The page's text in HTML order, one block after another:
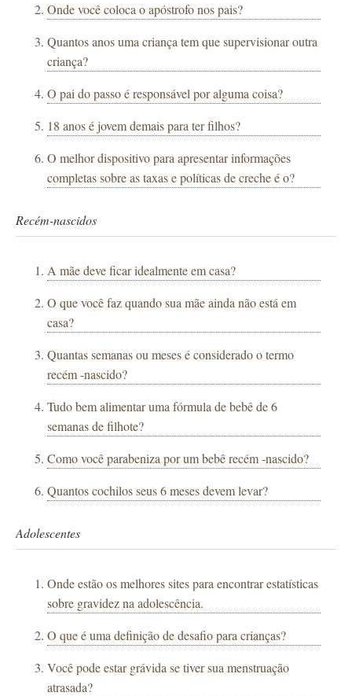
Onde você coloca o apóstrofo nos pais?
Quantos anos uma criança tem que supervisionar outra
criança?
O pai do passo é responsável por alguma coisa?
18 anos é jovem demais para ter filhos?
O melhor dispositivo para apresentar informações
completas sobre as taxas e políticas de creche é o?
Recém-nascidos
A mãe deve ficar idealmente em casa?
O que você faz quando sua mãe ainda não está em
casa?
Quantas semanas ou meses é considerado o termo
recém -nascido?
Tudo bem alimentar uma fórmula de bebê de 6
semanas de filhote?
Como você parabeniza por um bebê recém -nascido?
Quantos cochilos seus 6 meses devem levar?
Adolescentes
Onde estão os melhores sites para encontrar estatísticas
sobre gravidez na adolescência.
O que é uma definição de desafio para crianças?
Você pode estar grávida se tiver sua menstruação
atrasada?